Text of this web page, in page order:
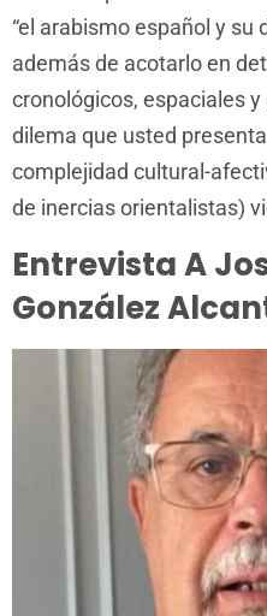
“el arabismo español y su
además de acotarlo en
cronológicos, espaciales
dilema que usted
complejidad cultural-
de inercias orientalistas)
Entrevista A
González